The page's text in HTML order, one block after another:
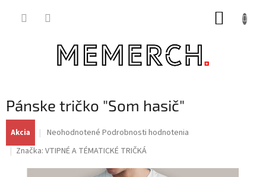
Pánske tričko "Som hasič"
Akcia
Priemerné
produktu
je
Neohodnotené Podrobnosti hodnotenia
Značka: VTIPNÉ A TÉMATICKÉ TRIČKÁ